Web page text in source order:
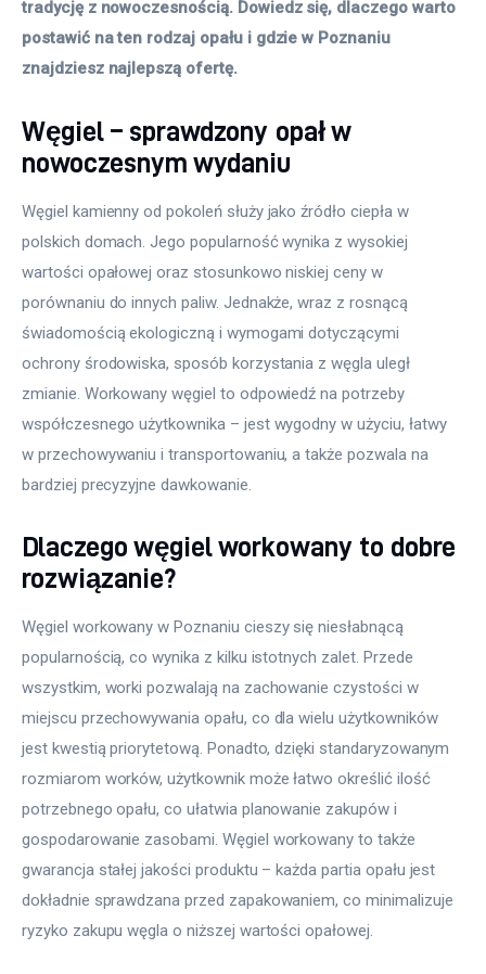
tradycję z nowoczesnością. Dowiedz się, dlaczego warto
postawić na ten rodzaj opału i gdzie w Poznaniu
znajdziesz najlepszą ofertę.
Węgiel – sprawdzony opał w
nowoczesnym wydaniu
Węgiel kamienny od pokoleń służy jako źródło ciepła w
polskich domach. Jego popularność wynika z wysokiej
wartości opałowej oraz stosunkowo niskiej ceny w
porównaniu do innych paliw. Jednakże, wraz z rosnącą
świadomością ekologiczną i wymogami dotyczącymi
ochrony środowiska, sposób korzystania z węgla uległ
zmianie. Workowany węgiel to odpowiedź na potrzeby
współczesnego użytkownika – jest wygodny w użyciu, łatwy
w przechowywaniu i transportowaniu, a także pozwala na
bardziej precyzyjne dawkowanie.
Dlaczego węgiel workowany to dobre
rozwiązanie?
Węgiel workowany w Poznaniu cieszy się niesłabnącą
popularnością, co wynika z kilku istotnych zalet. Przede
wszystkim, worki pozwalają na zachowanie czystości w
miejscu przechowywania opału, co dla wielu użytkowników
jest kwestią priorytetową. Ponadto, dzięki standaryzowanym
rozmiarom worków, użytkownik może łatwo określić ilość
potrzebnego opału, co ułatwia planowanie zakupów i
gospodarowanie zasobami. Węgiel workowany to także
gwarancja stałej jakości produktu – każda partia opału jest
dokładnie sprawdzana przed zapakowaniem, co minimalizuje
ryzyko zakupu węgla o niższej wartości opałowej.